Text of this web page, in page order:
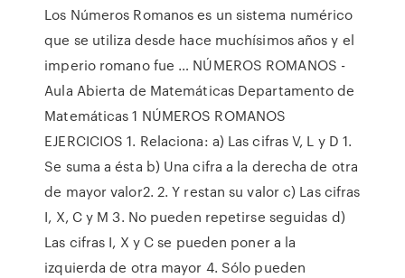
Los Números Romanos es un sistema numérico
que se utiliza desde hace muchísimos años y el
imperio romano fue … NÚMEROS ROMANOS -
Aula Abierta de Matemáticas Departamento de
Matemáticas 1 NÚMEROS ROMANOS
EJERCICIOS 1. Relaciona: a) Las cifras V, L y D 1.
Se suma a ésta b) Una cifra a la derecha de otra
de mayor valor2. 2. Y restan su valor c) Las cifras
I, X, C y M 3. No pueden repetirse seguidas d)
Las cifras I, X y C se pueden poner a la
izquierda de otra mayor 4. Sólo pueden